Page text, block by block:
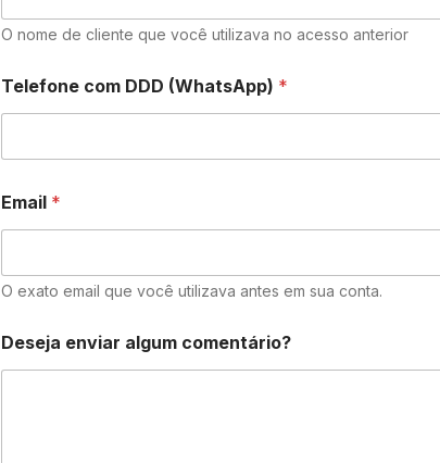
O nome de cliente que você utilizava no acesso anterior
o
m
l
t
o
D
D
E
a
Telefone com DDD (WhatsApp) *
Email *
O exato email que você utilizava antes em sua conta.
Deseja enviar algum comentário?